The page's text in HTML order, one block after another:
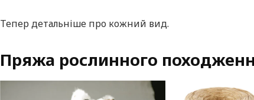
Тепер детальніше про кожний вид.
Пряжа рослинного